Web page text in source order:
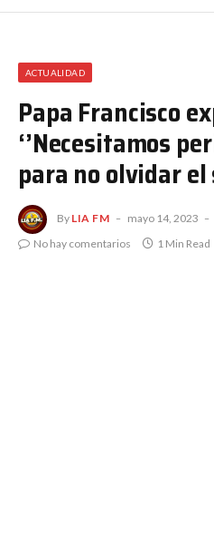
ACTUALIDAD
Papa Francisco
‘’Necesitamos
para no olvidar
By LIA FM mayo 14, 2023
No hay comentarios
1 Min Read